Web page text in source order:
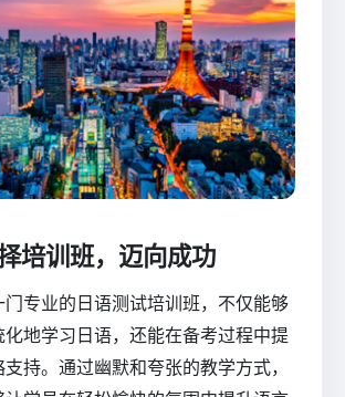
培训班，迈向成功
门专业的日语测试培训班，不仅能够
地学习日语，还能在备考过程中提
持。通过幽默和夸张的教学方式，